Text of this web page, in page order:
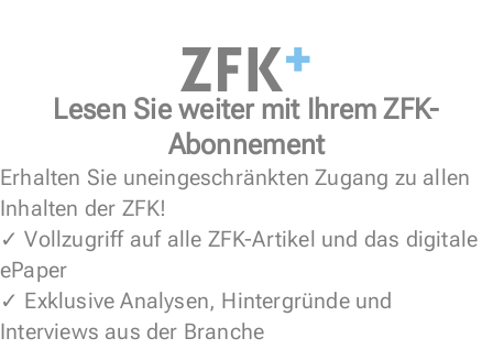
Lesen Sie weiter mit Ihrem ZFK-
Abonnement
Erhalten Sie uneingeschränkten Zugang zu allen
Inhalten der ZFK!
✓ Vollzugriff auf alle ZFK-Artikel und das digitale
ePaper
✓ Exklusive Analysen, Hintergründe und
Interviews aus der Branche